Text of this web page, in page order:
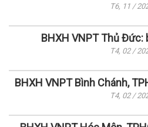
T6, 11 /
BHXH VNPT Thủ Đức:
T4, 02 /
BHXH VNPT Bình Chánh,
T4, 02 /